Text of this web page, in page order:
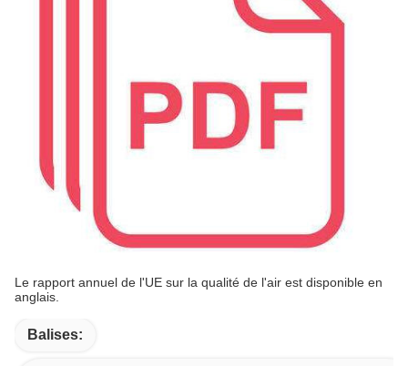
Le rapport annuel de l'UE sur la qualité de l'air est disponible en
anglais.
Balises: